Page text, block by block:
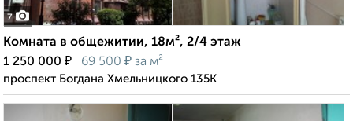
7
Комната в общежитии, 18м², 2/4 этаж
1 250 000 ₽ 69 500 ₽ за м²
проспект Богдана Хмельницкого 135К